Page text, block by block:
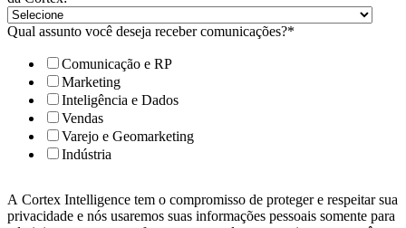
Qual assunto você deseja receber comunicações?*
Comunicação e RP
Marketing
Inteligência e Dados
Vendas
Varejo e Geomarketing
Indústria
A Cortex Intelligence tem o compromisso de proteger e respeitar sua
privacidade e nós usaremos suas informações pessoais somente para